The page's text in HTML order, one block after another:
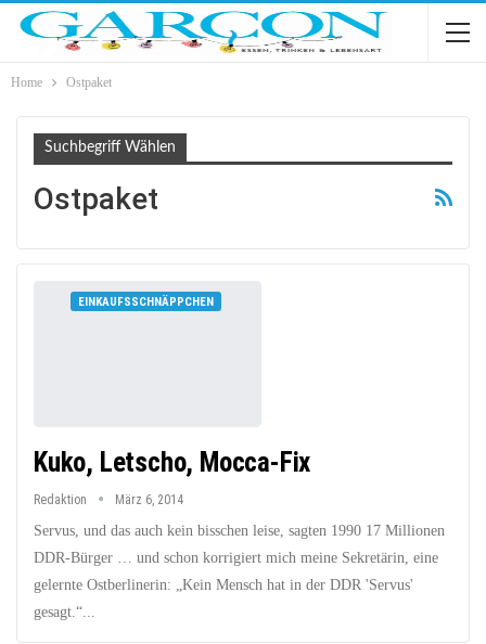
Home Ostpaket
Suchbegriff Wählen
Ostpaket
EINKAUFSSCHNÄPPCHEN
Kuko, Letscho, Mocca-Fix
Redaktion März 6, 2014
Servus, und das auch kein bisschen leise, sagten 1990 17 Millionen
DDR-Bürger … und schon korrigiert mich meine Sekretärin, eine
gelernte Ostberlinerin: „Kein Mensch hat in der DDR 'Servus'
gesagt.“...